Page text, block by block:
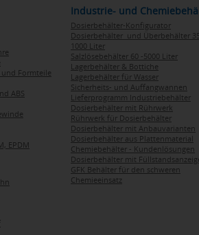
Formteile
ABS
EPDM
Industrie- und
Dosierbehälter-Konfigurator
Dosierbehälter und Überbehälter
1000 Liter
Salzlösebehälter 60 -5000 Liter
Lagerbehälter & Bottiche
Lagerbehälter für Wasser
Sicherheits- und Auffangwannen
Lieferprogramm Industriebehälter
Dosierbehälter mit Rührwerk
Rührwerk für Dosierbehälter
Dosierbehälter mit Anbauvarianten
Dosierbehälter aus Plattenmaterial
Chemiebehälter - Kundenlösungen
Dosierbehälter mit
GFK Behälter für den schweren
Chemieeinsatz